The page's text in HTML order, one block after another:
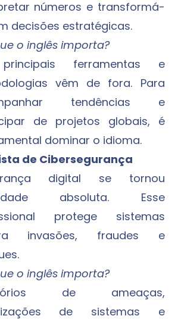
números e transformá-
decisões estratégicas.
o inglês importa?
ferramentas e
vêm de fora. Para
tendências e
de projetos globais, é
dominar o idioma.
de Cibersegurança
digital se tornou
absoluta. Esse
protege sistemas
invasões, fraudes e
o inglês importa?
de ameaças,
de sistemas e